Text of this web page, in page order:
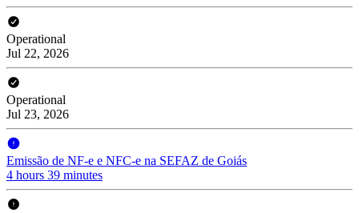
Operational
Jul 22, 2026
Operational
Jul 23, 2026
Emissão de NF-e e NFC-e na SEFAZ de Goiás
4 hours 39 minutes